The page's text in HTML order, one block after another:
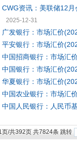
CWG资讯：美联储12
2025-12-31
广发银行：市场汇价
平安银行：市场汇价
中国招商银行：市场汇
中国银行：市场汇价
华夏银行：市场汇价
中国农业银行：市场汇
中国人民银行：人民币
页/共392页 共7824条 跳转